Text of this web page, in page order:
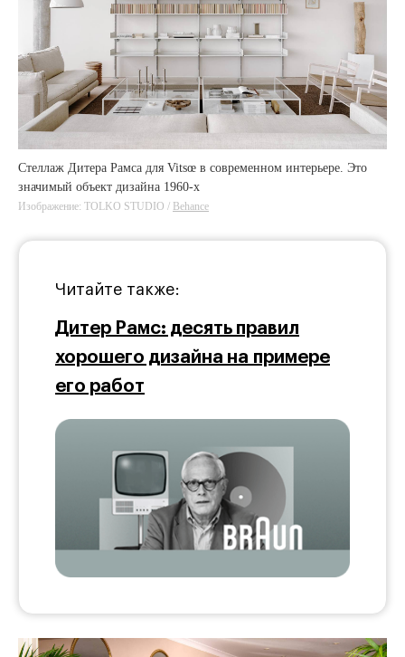
Стеллаж Дитера Рамса для Vitsœ в современном интерьере. Это
значимый объект дизайна 1960-х
Изображение: TOLKO STUDIO / Behance
Читайте также:
Дитер Рамс: десять правил
хорошего дизайна на примере
его работ